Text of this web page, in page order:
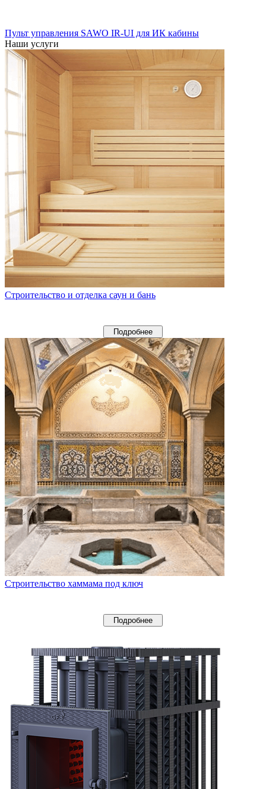
Пульт управления SAWO IR-UI для ИК кабины
Наши услуги
Строительство и отделка саун и бань
Подробнее
Строительство хаммама под ключ
Подробнее